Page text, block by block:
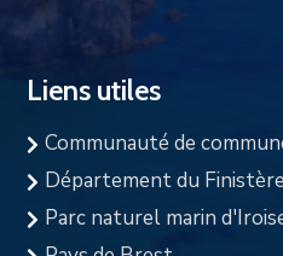
Liens utiles
Communauté de
Département du Finistère
Parc naturel marin